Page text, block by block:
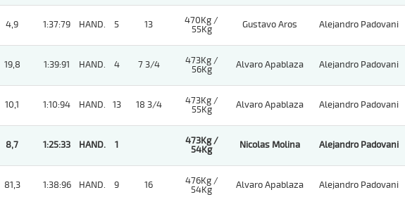
4,9 1:37:79 HAND. 5 13
470Kg /
55Kg
Gustavo Aros Alejandro Padovani
19,8 1:39:91 HAND. 4 7 3/4
473Kg /
56Kg
Alvaro Apablaza Alejandro Padovani
10,1 1:10:94 HAND. 13 18 3/4
473Kg /
55Kg
Alvaro Apablaza Alejandro Padovani
8,7 1:25:33 HAND. 1
473Kg /
54Kg
Nicolas Molina Alejandro Padovani
81,3 1:38:96 HAND. 9 16
476Kg /
54Kg
Alvaro Apablaza Alejandro Padovani